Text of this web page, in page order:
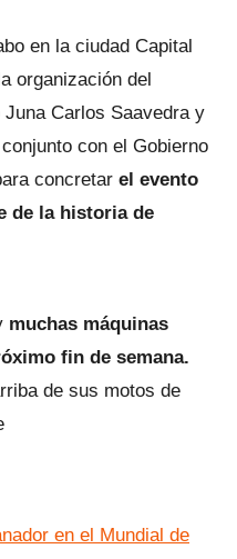
en la ciudad Capital
organización del
Carlos Saavedra y
con el Gobierno
concretar el evento
de la historia de
muchas máquinas
fin de semana.
de sus motos de
en el Mundial de